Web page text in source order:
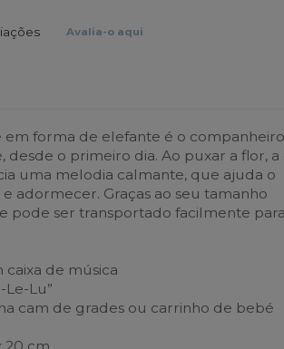
Avalia-o aqui
forma de elefante é o companheiro
o primeiro dia. Ao puxar a flor, a
uma melodia calmante, que ajuda o
adormecer. Graças ao seu tamanho
pode ser transportado facilmente
de música
Le-Lu”
cam de grades ou carrinho de bebé